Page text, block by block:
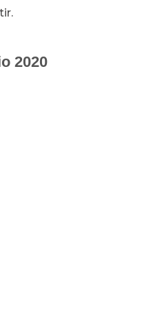
2020